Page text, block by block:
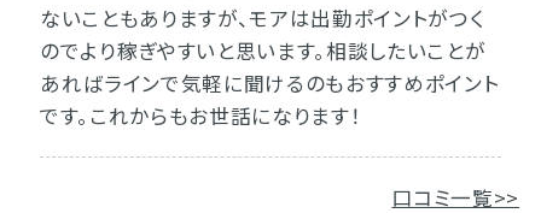
ないこともありますが、モアは出勤ポイントがつく
のでより稼ぎやすいと思います。相談したいことが
あればラインで気軽に聞けるのもおすすめポイント
です。これからもお世話になります！
口コミ一覧>>